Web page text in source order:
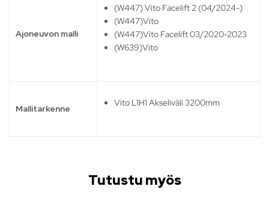
Ajoneuvon malli
(W447) Vito Facelift 2 (04/2024-)
(W447)Vito
(W447)Vito Facelift 03/2020-2023
(W639)Vito
Mallitarkenne
Vito L1H1 Akseliväli 3200mm
Tutustu myös